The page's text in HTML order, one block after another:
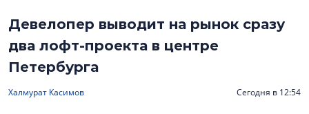
Девелопер выводит на рынок сразу
два лофт-проекта в центре
Петербурга
Халмурат Касимов Сегодня в 12:54